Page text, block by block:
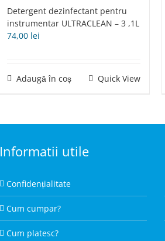
Detergent dezinfectant pentru
instrumentar ULTRACLEAN – 3 ,1L
74,00 lei
Adaugă în coș Quick View
Informatii utile
Confidențialitate
Cum cumpar?
Cum platesc?